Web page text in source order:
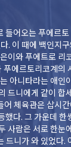
어오는 푸에르
. 이 때에 백인지
이와 푸에트로 리
에르토리코계의
드니에게 같이 합
체육관은 삽시
다. 그 가운데
로 한눈에 반한다. 마
드니가 와 있었다.